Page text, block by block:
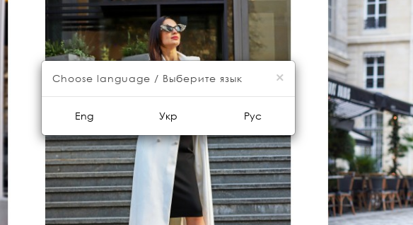
×
Choose language / Выберите язык
Eng Укр Рус